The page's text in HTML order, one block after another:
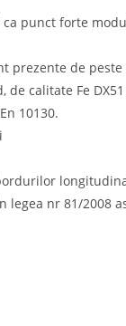
punct forte
prezente de peste
calitate Fe
10130.
legea nr 81/2008